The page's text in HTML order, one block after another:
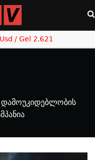
Usd / Gel 2.621
დამოუკიდებლობის